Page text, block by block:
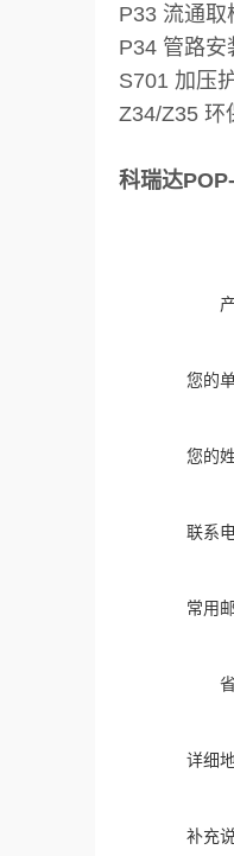
P33 流通
P34 管路
S701 加
Z34/Z35 环
科瑞达
您的
您的
联系
常用
详细
补充